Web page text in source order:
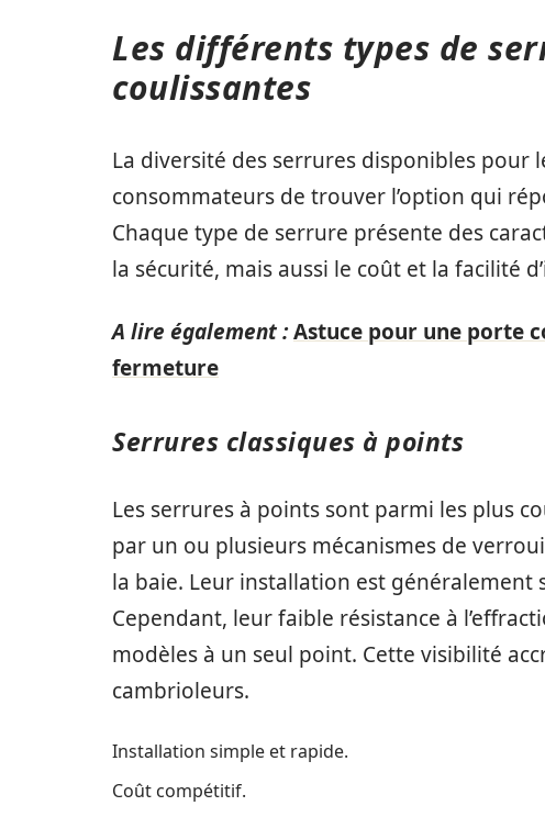
Les différents types de
coulissantes
La diversité des serrures disponibles pour
consommateurs de trouver l’option qui
Chaque type de serrure présente des
la sécurité, mais aussi le coût et la facilité
A lire également :Astuce pour une porte
fermeture
Serrures classiques à points
Les serrures à points sont parmi les plus
par un ou plusieurs mécanismes de
la baie. Leur installation est
Cependant, leur faible résistance à
modèles à un seul point. Cette visibilité
cambrioleurs.
Installation simple et rapide.
Coût compétitif.